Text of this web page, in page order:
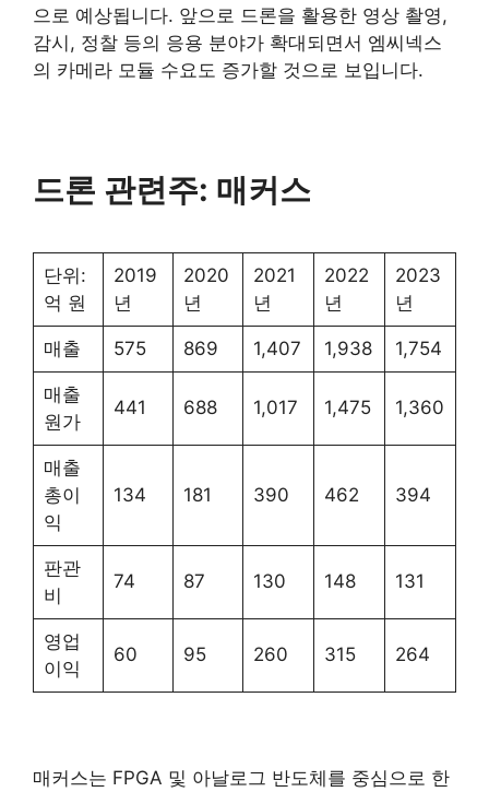
으로 예상됩니다. 앞으로 드론을 활용한 영상 촬영,
감시, 정찰 등의 응용 분야가 확대되면서 엠씨넥스
의 카메라 모듈 수요도 증가할 것으로 보입니다.
드론 관련주: 매커스
단위:
억 원
2019
년
2020
년
2021
년
2022
년
2023
년
매출 575 869 1,407 1,938 1,754
매출
원가
441 688 1,017 1,475 1,360
매출
총이
익
134 181 390 462 394
판관
비
74 87 130 148 131
영업
이익
60 95 260 315 264
매커스는 FPGA 및 아날로그 반도체를 중심으로 한